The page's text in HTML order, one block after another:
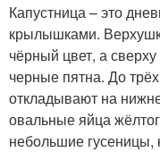
Капустница – это
крылышками.
чёрный цвет, а
черные пятна. До
откладывают на
овальные яйца
небольшие гусеницы,